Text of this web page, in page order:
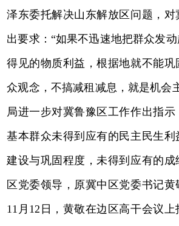
泽东委托解决山东解放区问题，对
出要求：“如果不迅速地把群众发
得见的物质利益，根据地就不能
众观念，不搞减租减息，就是机会
局进一步对冀鲁豫区工作作出指
基本群众未得到应有的民主民生利
建设与巩固程度，未得到应有的成
区党委领导，原冀中区党委书记黄
11月12日，黄敬在边区高干会议